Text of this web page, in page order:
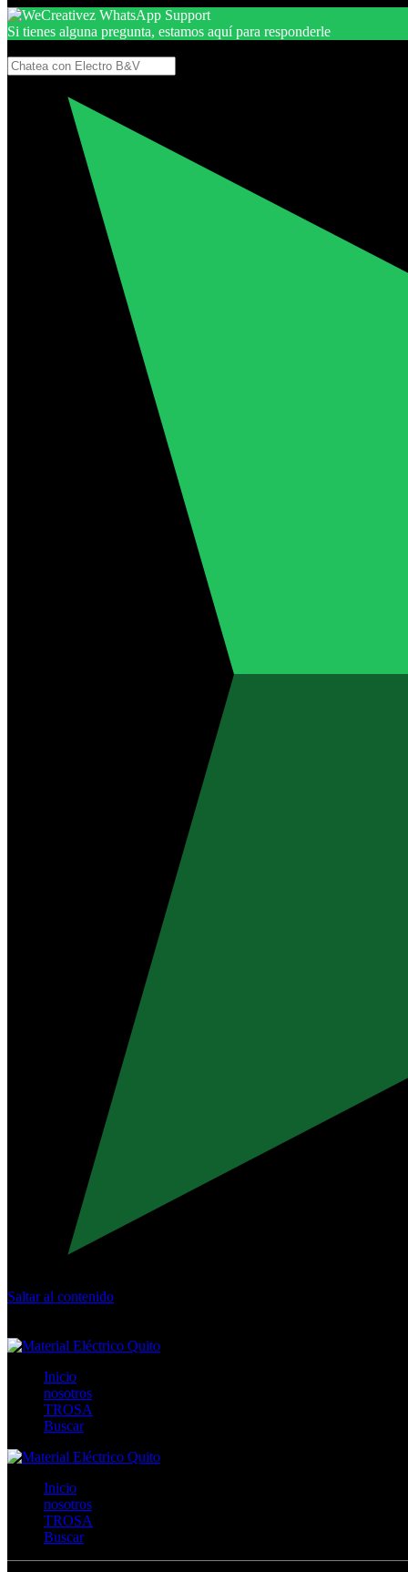
Si tienes alguna pregunta, estamos aquí para responderle
Saltar al contenido
Inicio
nosotros
TROSA
Buscar
Inicio
nosotros
TROSA
Buscar